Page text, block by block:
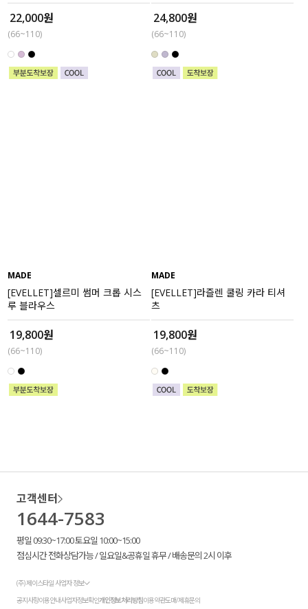
22,000원
(66~110)
24,800원
(66~110)
MADE
[EVELLET]셀르미 썸머 크롭 시스
루 블라우스
19,800원
(66~110)
MADE
[EVELLET]라즐렌 쿨링 카라 티셔
츠
19,800원
(66~110)
고객센터
1644-7583
평일 09:30~17:00 토요일 10:00~15:00
점심시간 전화상담가능 / 일요일&공휴일 휴무 / 배송문의 2시 이후
(주) 제이스타일 사업자 정보
공지사항이용안내사업자정보확인개인정보처리방침이용약관도매/제휴문의